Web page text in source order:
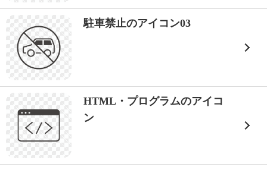
駐車禁止のアイコン03
HTML・プログラムのアイコ
ン